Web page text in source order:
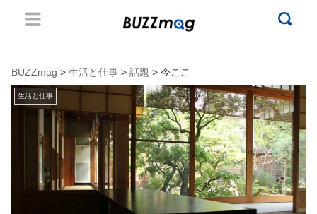
BUZZmag > 生活と仕事 > 話題 > 今ここ
生活と仕事